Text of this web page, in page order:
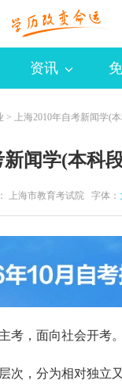
资讯
> 上海2010年自考新闻学(
闻学(本科
上海市教育考试院 字体：
，面向社会开考。
，分为相对独立又